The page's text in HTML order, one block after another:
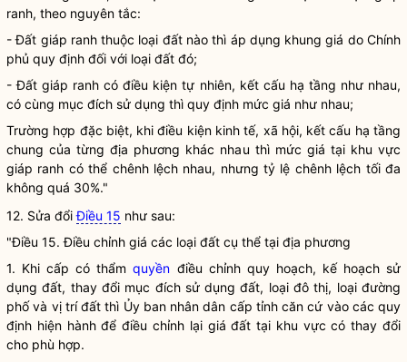
ranh, theo nguyên tắc:
- Đất giáp ranh thuộc loại đất nào thì áp dụng khunggiá do Chính
phủ quy định đối với loại đất đó;
- Đất giáp ranh có điều kiện tự nhiên, kết cấu hạ tầng như nhau,
có cùng mục đích sử dụng thì quy định mức giá như nhau;
Trường hợp đặc biệt, khi điều kiện kinh tế, xã hội, kết cấu hạ tầng
chung của từng địa phương khác nhau thì mức giá tại khu vực
giáp ranh có thể chênh lệch nhau, nhưng tỷ lệ chênh lệch tối đa
không quá 30%."
12. Sửa đổiĐiều 15 như sau:
"Điều 15. Điều chỉnh giá các loại đất cụ thể tại địa phương
1. Khi cấp có thẩmquyền điều chỉnh quy hoạch, kế hoạch sử
dụng đất, thay đổi mục đích sử dụng đất, loại đô thị, loại đường
phố và vị trí đất thì Ủy ban nhân dân cấp tỉnh căn cứ vào các quy
định hiện hành để điều chỉnh lại giá đất tại khu vực có thay đổi
cho phù hợp.